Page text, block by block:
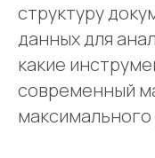
структуру
данных для
какие
современный
максимального